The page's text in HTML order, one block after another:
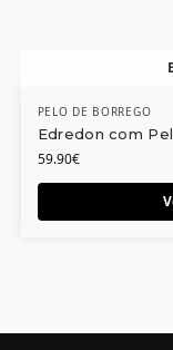
PELO DE BORREGO
Edredon com
59.90€